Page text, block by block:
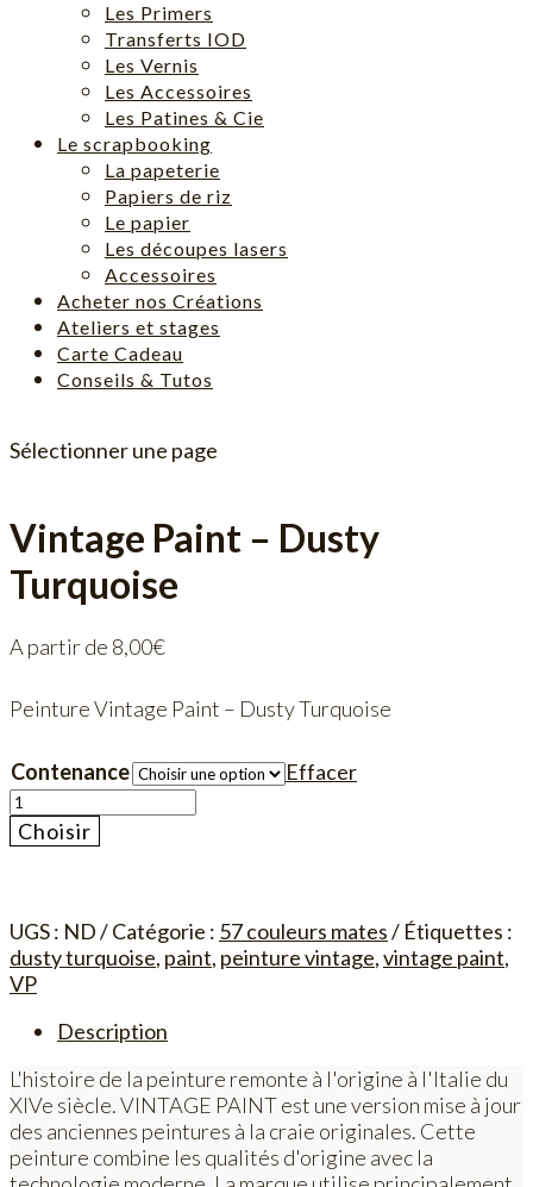
Les Primers
Transferts IOD
Les Vernis
Les Accessoires
Les Patines & Cie
Le scrapbooking
La papeterie
Papiers de riz
Le papier
Les découpes lasers
Accessoires
Acheter nos Créations
Ateliers et stages
Carte Cadeau
Conseils & Tutos
Sélectionner une page
Vintage Paint – Dusty
Turquoise
A partir de 8,00€
Peinture Vintage Paint – Dusty Turquoise
Contenance
Effacer
quantité
de
Vintage
Dusty
Turquoise
Choisir
UGS : ND Catégorie : 57 couleurs mates
Étiquettes :
dusty turquoise, paint, peinture vintage,vintage paint,
VP
Description
L'histoire de la peinture remonte à l'origine à l'Italie du
XIVe siècle. VINTAGE PAINT est une version mise à jour
des anciennes peintures à la craie originales. Cette
peinture combine les qualités d'origine avec la